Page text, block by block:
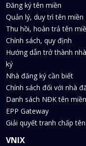
Đăng ký tên miền
Quản lý, duy trì tên miền
Thu hồi, hoàn trả tên
Chính sách, quy định
Hướng dẫn trở thành
ký
Nhà đăng ký cần biết
Chính sách đối với nhà
Danh sách NĐK tên miền
EPP Gateway
Giải quyết tranh chấp
VNIX